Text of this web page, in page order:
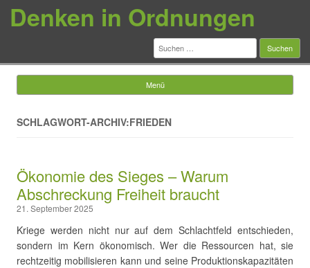
Denken in Ordnungen
Suchen
nach:
Menü
SCHLAGWORT-ARCHIV:FRIEDEN
Ökonomie des Sieges – Warum
Abschreckung Freiheit braucht
21. September 2025
Kriege werden nicht nur auf dem Schlachtfeld entschieden,
sondern im Kern ökonomisch. Wer die Ressourcen hat, sie
rechtzeitig mobilisieren kann und seine Produktionskapazitäten